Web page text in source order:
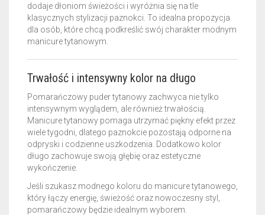
dodaje dłoniom świeżości i wyróżnia się na tle
klasycznych stylizacji paznokci. To idealna propozycja
dla osób, które chcą podkreślić swój charakter modnym
manicure tytanowym.
Trwałość i intensywny kolor na długo
Pomarańczowy puder tytanowy zachwyca nie tylko
intensywnym wyglądem, ale również trwałością.
Manicure tytanowy pomaga utrzymać piękny efekt przez
wiele tygodni, dlatego paznokcie pozostają odporne na
odpryski i codzienne uszkodzenia. Dodatkowo kolor
długo zachowuje swoją głębię oraz estetyczne
wykończenie.
Jeśli szukasz modnego koloru do manicure tytanowego,
który łączy energię, świeżość oraz nowoczesny styl,
pomarańczowy będzie idealnym wyborem.